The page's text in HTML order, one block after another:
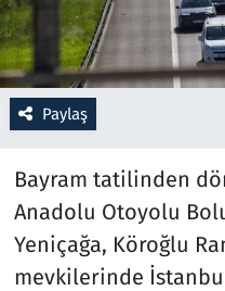
Paylaş
Bayram tatilinden
Anadolu Otoyolu
Yeniçağa, Köroğlu
mevkilerinde
Sağlık
Savunma Sanayi
Spor
Teknoloji ve Bilim